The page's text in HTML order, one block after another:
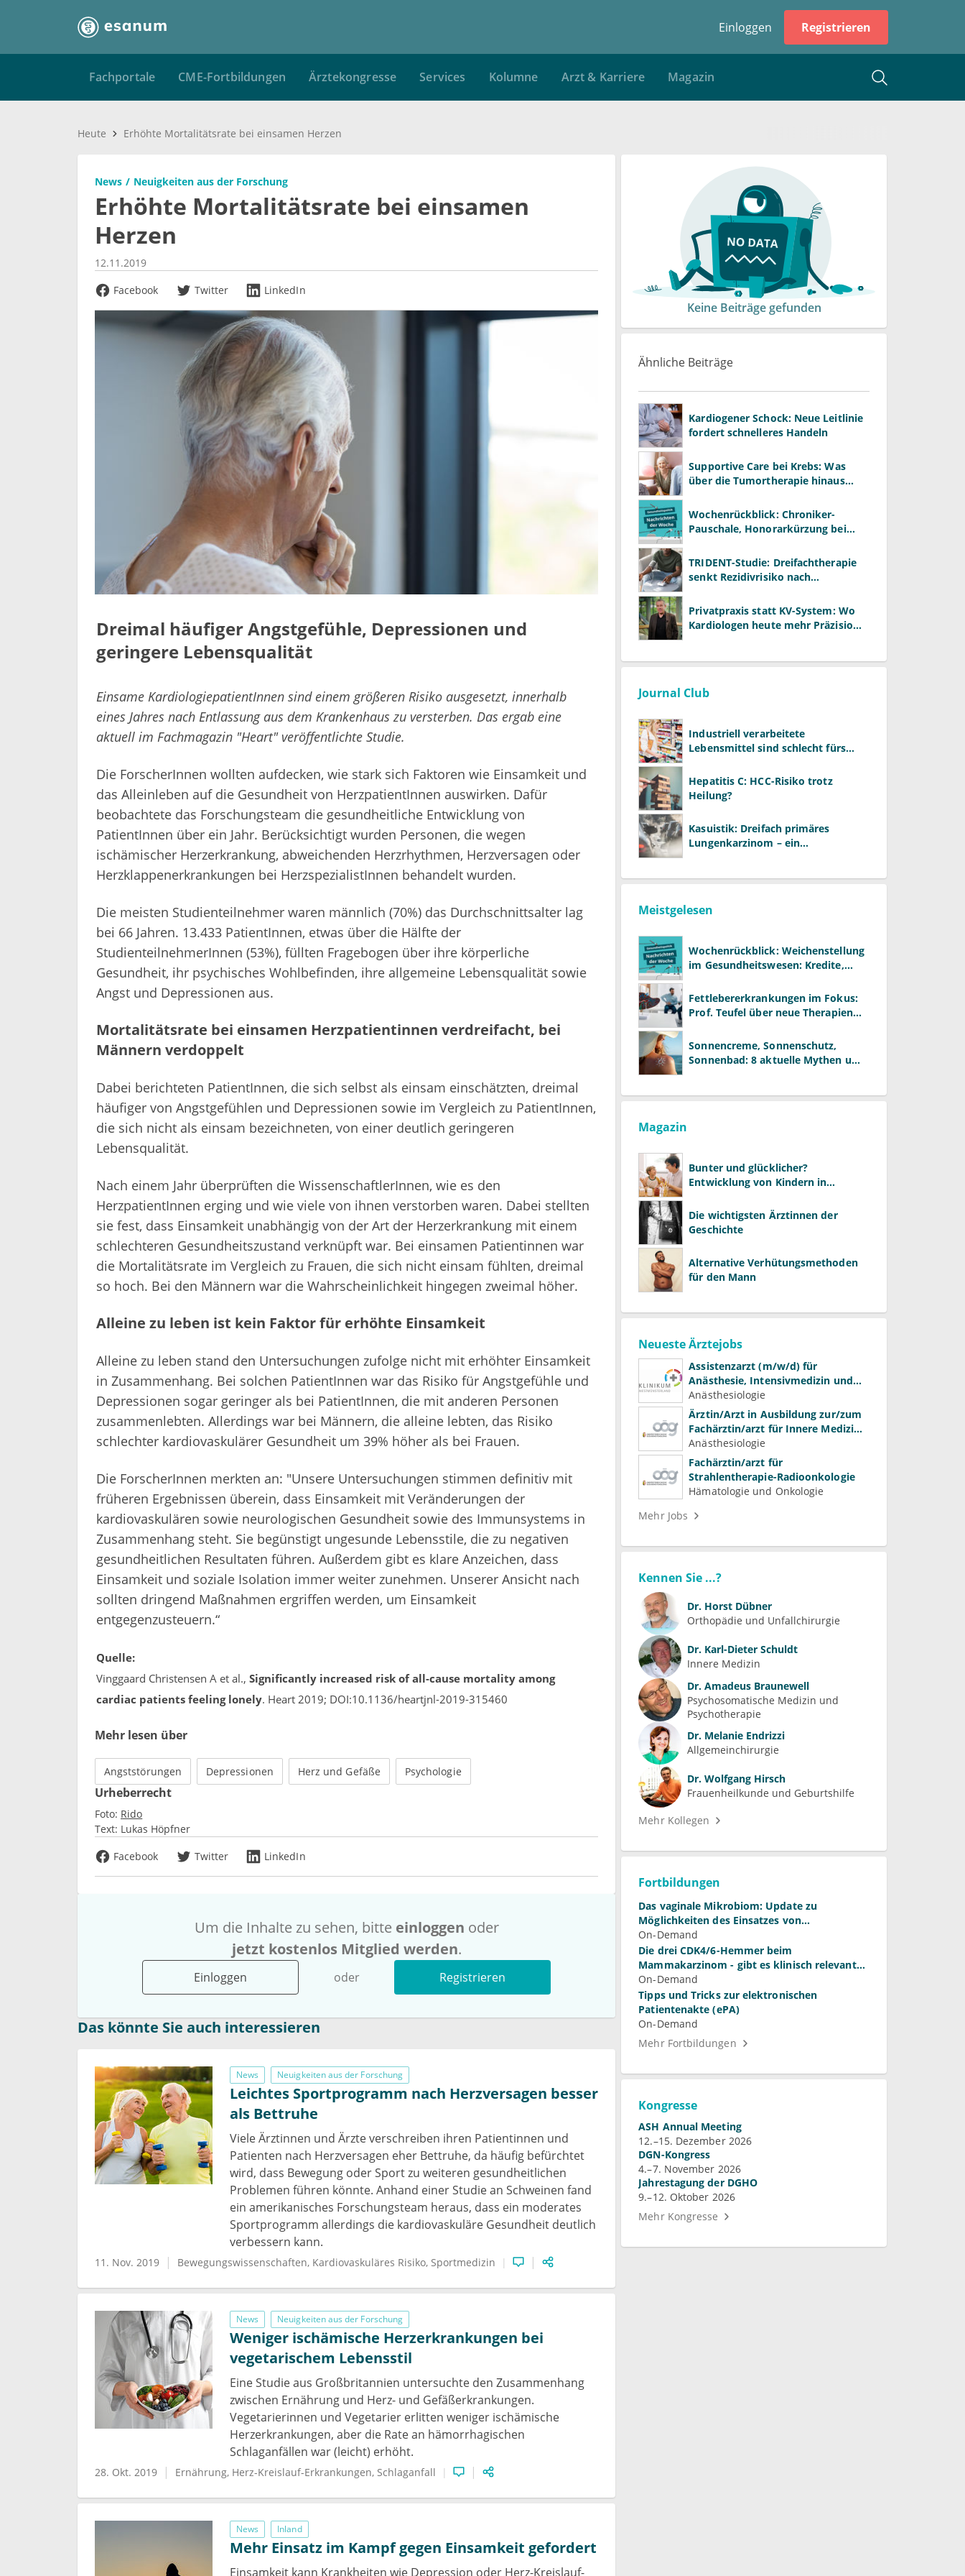
Einloggen Registrieren
Fachportale CME-Fortbildungen Ärztekongresse Services Kolumne Arzt & Karriere Magazin
Heute Erhöhte Mortalitätsrate bei einsamen Herzen
News Neuigkeiten aus der Forschung
Erhöhte Mortalitätsrate bei einsamen
Herzen
12.11.2019
Facebook
Twitter LinkedIn
Dreimal häufiger Angstgefühle, Depressionen und
geringere Lebensqualität
Einsame KardiologiepatientInnen sind einem größeren Risiko ausgesetzt, innerhalb
eines Jahres nach Entlassung aus dem Krankenhaus zu versterben. Das ergab eine
aktuell im Fachmagazin "Heart" veröffentlichte Studie.
Die ForscherInnen wollten aufdecken, wie stark sich Faktoren wie Einsamkeit und
das Alleinleben auf die Gesundheit von HerzpatientInnen auswirken. Dafür
beobachtete das Forschungsteam die gesundheitliche Entwicklung von
PatientInnen über ein Jahr. Berücksichtigt wurden Personen, die wegen
ischämischer Herzerkrankung, abweichenden Herzrhythmen, Herzversagen oder
Herzklappenerkrankungen bei HerzspezialistInnen behandelt wurden.
Die meisten Studienteilnehmer waren männlich (70%) das Durchschnittsalter lag
bei 66 Jahren. 13.433 PatientInnen, etwas über die Hälfte der
StudienteilnehmerInnen (53%), füllten Fragebogen über ihre körperliche
Gesundheit, ihr psychisches Wohlbefinden, ihre allgemeine Lebensqualität sowie
Angst und Depressionen aus.
Mortalitätsrate bei einsamen Herzpatientinnen verdreifacht, bei
Männern verdoppelt
Dabei berichteten PatientInnen, die sich selbst als einsam einschätzten, dreimal
häufiger von Angstgefühlen und Depressionen sowie im Vergleich zu PatientInnen,
die sich nicht als einsam bezeichneten, von einer deutlich geringeren
Lebensqualität.
Nach einem Jahr überprüften die WissenschaftlerInnen, wie es den
HerzpatientInnen erging und wie viele von ihnen verstorben waren. Dabei stellten
sie fest, dass Einsamkeit unabhängig von der Art der Herzerkrankung mit einem
schlechteren Gesundheitszustand verknüpft war. Bei einsamen Patientinnen war
die Mortalitätsrate im Vergleich zu Frauen, die sich nicht einsam fühlten, dreimal
so hoch. Bei den Männern war die Wahrscheinlichkeit hingegen zweimal höher.
Alleine zu leben ist kein Faktor für erhöhte Einsamkeit
Alleine zu leben stand den Untersuchungen zufolge nicht mit erhöhter Einsamkeit
in Zusammenhang. Bei solchen PatientInnen war das Risiko für Angstgefühle und
Depressionen sogar geringer als bei PatientInnen, die mit anderen Personen
zusammenlebten. Allerdings war bei Männern, die alleine lebten, das Risiko
schlechter kardiovaskulärer Gesundheit um 39% höher als bei Frauen.
Die ForscherInnen merkten an: "Unsere Untersuchungen stimmen definitiv mit
früheren Ergebnissen überein, dass Einsamkeit mit Veränderungen der
kardiovaskulären sowie neurologischen Gesundheit sowie des Immunsystems in
Zusammenhang steht. Sie begünstigt ungesunde Lebensstile, die zu negativen
gesundheitlichen Resultaten führen. Außerdem gibt es klare Anzeichen, dass
Einsamkeit und soziale Isolation immer weiter zunehmen. Unserer Ansicht nach
sollten dringend Maßnahmen ergriffen werden, um Einsamkeit
entgegenzusteuern.“
Quelle:
Vinggaard Christensen A et al., Significantly increased risk of all-cause mortality among
cardiac patients feeling lonely. Heart 2019; DOI:10.1136/heartjnl-2019-315460
Mehr lesen über
Angststörungen Depressionen Herz und Gefäße Psychologie
Urheberrecht
Foto: Rido
Text: Lukas Höpfner
Facebook
Twitter LinkedIn
Um die Inhalte zu sehen, bitte einloggen oder
jetzt kostenlos Mitglied werden.
Einloggen oder Registrieren
Das könnte Sie auch interessieren
News Neuigkeiten aus der Forschung
Leichtes Sportprogramm nach Herzversagen besser
als Bettruhe
Viele Ärztinnen und Ärzte verschreiben ihren Patientinnen und
Patienten nach Herzversagen eher Bettruhe, da häufig befürchtet
wird, dass Bewegung oder Sport zu weiteren gesundheitlichen
Problemen führen könnte. Anhand einer Studie an Schweinen fand
ein amerikanisches Forschungsteam heraus, dass ein moderates
Sportprogramm allerdings die kardiovaskuläre Gesundheit deutlich
verbessern kann.
11. Nov. 2019 Bewegungswissenschaften Kardiovaskuläres Risiko Sportmedizin
News Neuigkeiten aus der Forschung
Weniger ischämische Herzerkrankungen bei
vegetarischem Lebensstil
Eine Studie aus Großbritannien untersuchte den Zusammenhang
zwischen Ernährung und Herz- und Gefäßerkrankungen.
Vegetarierinnen und Vegetarier erlitten weniger ischämische
Herzerkrankungen, aber die Rate an hämorrhagischen
Schlaganfällen war (leicht) erhöht.
28. Okt. 2019 Ernährung Herz-Kreislauf-Erkrankungen Schlaganfall
News Inland
Mehr Einsatz im Kampf gegen Einsamkeit gefordert
Einsamkeit kann Krankheiten wie Depression oder Herz-Kreislauf-
Keine Beiträge gefunden
Ähnliche Beiträge
Kardiogener Schock: Neue Leitlinie
fordert schnelleres Handeln
Supportive Care bei Krebs: Was
über die Tumortherapie hinaus
Wochenrückblick: Chroniker-
Pauschale, Honorarkürzung bei
TRIDENT-Studie: Dreifachtherapie
senkt Rezidivrisiko nach
Privatpraxis statt KV-System: Wo
Kardiologen heute mehr Präzision
Journal Club
Industriell verarbeitete
Lebensmittel sind schlecht fürs
Hepatitis C: HCC-Risiko trotz
Heilung?
Kasuistik: Dreifach primäres
Lungenkarzinom – ein
Meistgelesen
Wochenrückblick: Weichenstellung
im Gesundheitswesen: Kredite,
Fettlebererkrankungen im Fokus:
Prof. Teufel über neue Therapien
Sonnencreme, Sonnenschutz,
Sonnenbad: 8 aktuelle Mythen und
Magazin
Bunter und glücklicher?
Entwicklung von Kindern in
Die wichtigsten Ärztinnen der
Geschichte
Alternative Verhütungsmethoden
für den Mann
Neueste Ärztejobs
Assistenzarzt (m/w/d) für
Anästhesie, Intensivmedizin und
Schmerztherapie
Anästhesiologie
Ärztin/Arzt in Ausbildung zur/zum
Fachärztin/arzt für Innere Medizin
(Kardiologie, Nephrologie,
Intensivmedizin)
Anästhesiologie
Fachärztin/arzt für
Strahlentherapie-Radioonkologie
Hämatologie und Onkologie
Mehr Jobs
Kennen Sie ...?
Dr. Horst Dübner
Orthopädie und Unfallchirurgie
Dr. Karl-Dieter Schuldt
Innere Medizin
Dr. Amadeus Braunewell
Psychosomatische Medizin und
Psychotherapie
Dr. Melanie Endrizzi
Allgemeinchirurgie
Dr. Wolfgang Hirsch
Frauenheilkunde und Geburtshilfe
Mehr Kollegen
Fortbildungen
Das vaginale Mikrobiom: Update zu
Möglichkeiten des Einsatzes von
Laktobazillen bei bakterieller Vaginose und
Vulvovaginalkandidose
On-Demand
Die drei CDK4/6-Hemmer beim
Mammakarzinom - gibt es klinisch relevante
Unterschiede?
On-Demand
Tipps und Tricks zur elektronischen
Patientenakte (ePA)
On-Demand
Mehr Fortbildungen
Kongresse
ASH Annual Meeting
12.–15. Dezember 2026
DGN-Kongress
4.–7. November 2026
Jahrestagung der DGHO
9.–12. Oktober 2026
Mehr Kongresse